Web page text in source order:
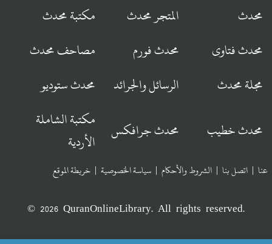
محدث المتجر محدث
مكتبة محدث
محدث فتاوى
محدث فورم
مصاحف محدث
مجلة محدث
الرسائل والجرائد محدث ستوديو
محدث خطيب محدث جرافكس
مكتبة الشاملة
الأردية
© 2026 QuranOnlineLibrary. All rights reserved.
عنا | اتصل بنا | الشروط والأحكام | سياسة الخصوصية | خريطة الموقع